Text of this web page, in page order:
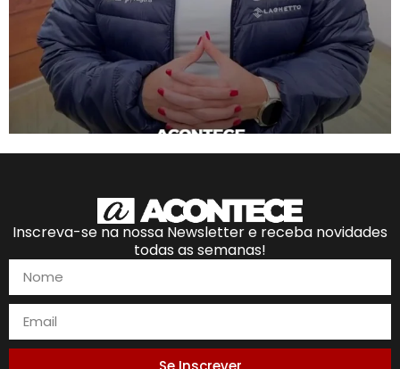
Inscreva-se na nossa Newsletter e receba novidades
todas as semanas!